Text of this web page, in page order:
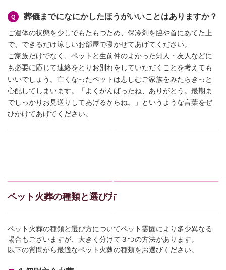
葬儀までになにかしたほうがいいことはありますか？
ご遺体の状態を少しでもたもつため、保冷剤を脇や首にあてた上
で、できるだけ涼しいお部屋で寝かせてあげてください。
ご家族だけでなく、ペットと生前仲のよかった知人・友人などに
も必要に応じて連絡をとりお別れをしていただくことを考えても
いいでしょう。亡くなったペットは悲しむご家族をみたらきっと
心配してしまいます。「よくがんばったね、ありがとう。最期ま
でしっかりお見送りしてあげるからね。」というような言葉をぜ
ひかけてあげてください。
ペット火葬の種類と選び方
ペット火葬の種類と選び方についてペット霊園により多少異なる
場合もございますが、大きく分けて３つの方法があります。
以下の質問から最適なペット火葬の種類をお選びください。